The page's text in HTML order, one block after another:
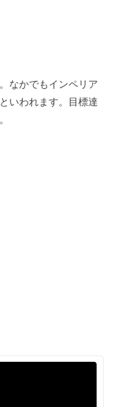
なかでもインペリア
いわれます。目標達